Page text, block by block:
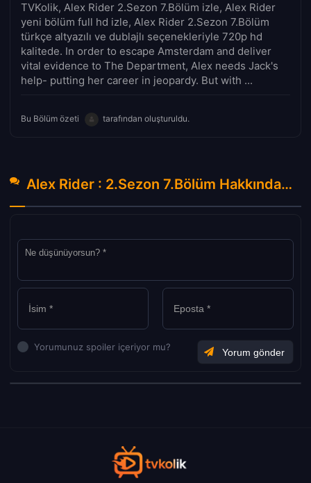
TVKolik, Alex Rider 2.Sezon 7.Bölüm izle, Alex Rider
yeni bölüm full hd izle, Alex Rider 2.Sezon 7.Bölüm
türkçe altyazılı ve dublajlı seçenekleriyle 720p hd
kalitede. In order to escape Amsterdam and deliver
vital evidence to The Department, Alex needs Jack's
help- putting her career in jeopardy. But with ...
Bu Bölüm özeti tarafından oluşturuldu.
Alex Rider : 2.Sezon 7.Bölüm Hakkında Yorumlar
Yorumunuz spoiler içeriyor mu?